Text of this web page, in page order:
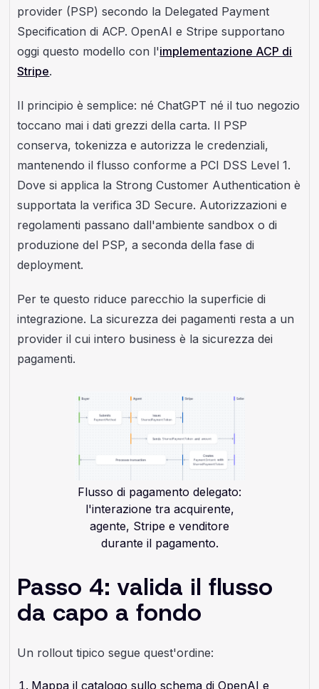
provider (PSP) secondo la Delegated Payment
Specification di ACP. OpenAI e Stripe supportano
oggi questo modello con l'implementazione ACP di
Stripe.
Il principio è semplice: né ChatGPT né il tuo negozio
toccano mai i dati grezzi della carta. Il PSP
conserva, tokenizza e autorizza le credenziali,
mantenendo il flusso conforme a PCI DSS Level 1.
Dove si applica la Strong Customer Authentication è
supportata la verifica 3D Secure. Autorizzazioni e
regolamenti passano dall'ambiente sandbox o di
produzione del PSP, a seconda della fase di
deployment.
Per te questo riduce parecchio la superficie di
integrazione. La sicurezza dei pagamenti resta a un
provider il cui intero business è la sicurezza dei
pagamenti.
Flusso di pagamento delegato:
l'interazione tra acquirente,
agente, Stripe e venditore
durante il pagamento.
Passo 4: valida il flusso
da capo a fondo
Un rollout tipico segue quest'ordine:
Mappa il catalogo sullo schema di OpenAI e